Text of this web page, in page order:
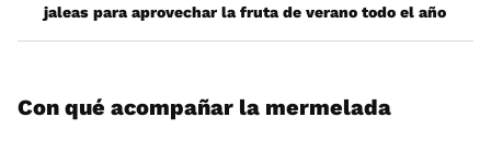
jaleas para aprovechar la fruta de verano todo el año
Con qué acompañar la mermelada